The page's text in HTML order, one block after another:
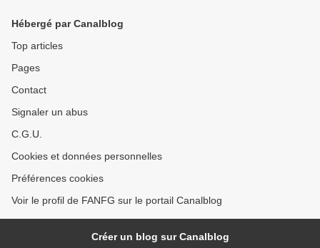
Hébergé par Canalblog
Top articles
Pages
Contact
Signaler un abus
C.G.U.
Cookies et données personnelles
Préférences cookies
Voir le profil de FANFG sur le portail Canalblog
Créer un blog sur Canalblog